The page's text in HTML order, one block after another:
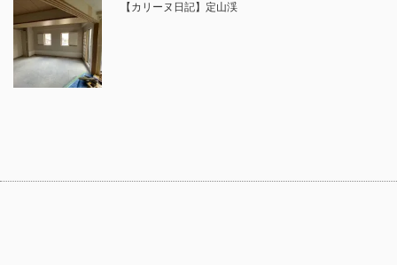
【カリーヌ日記】定山渓